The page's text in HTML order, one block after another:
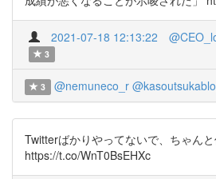
2021-07-18 12:13:22
3
3 @nemuneco_r
Twitterばかりやってないで、ちゃん
https://t.co/WnT0BsEHXc